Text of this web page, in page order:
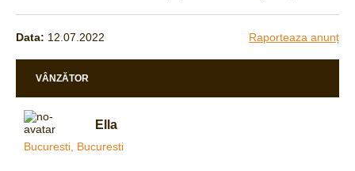
Data: 12.07.2022 Raporteaza anunț
VÂNZĂTOR
Ella
Bucuresti, Bucuresti